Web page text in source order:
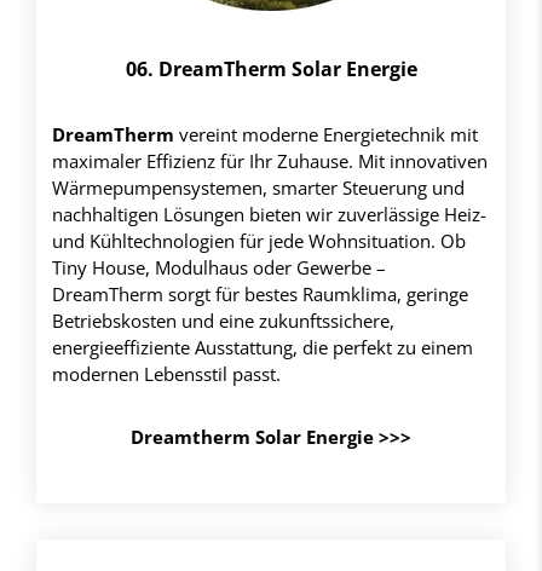
06. DreamTherm Solar Energie
DreamTherm vereint moderne Energietechnik mit
maximaler Effizienz für Ihr Zuhause. Mit innovativen
Wärmepumpensystemen, smarter Steuerung und
nachhaltigen Lösungen bieten wir zuverlässige Heiz-
und Kühltechnologien für jede Wohnsituation. Ob
Tiny House, Modulhaus oder Gewerbe –
DreamTherm sorgt für bestes Raumklima, geringe
Betriebskosten und eine zukunftssichere,
energieeffiziente Ausstattung, die perfekt zu einem
modernen Lebensstil passt.
Dreamtherm Solar Energie >>>